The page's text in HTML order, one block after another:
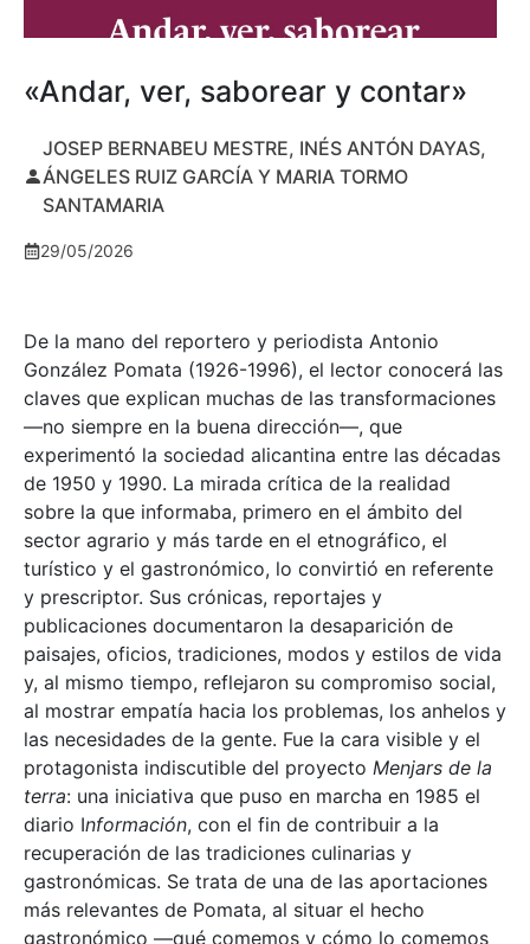
«Andar, ver, saborear y contar»
JOSEP BERNABEU MESTRE, INÉS ANTÓN DAYAS,
ÁNGELES RUIZ GARCÍA Y MARIA TORMO
SANTAMARIA
29/05/2026
De la mano del reportero y periodista Antonio
González Pomata (1926-1996), el lector conocerá las
claves que explican muchas de las transformaciones
—no siempre en la buena dirección—, que
experimentó la sociedad alicantina entre las décadas
de 1950 y 1990. La mirada crítica de la realidad
sobre la que informaba, primero en el ámbito del
sector agrario y más tarde en el etnográfico, el
turístico y el gastronómico, lo convirtió en referente
y prescriptor. Sus crónicas, reportajes y
publicaciones documentaron la desaparición de
paisajes, oficios, tradiciones, modos y estilos de vida
y, al mismo tiempo, reflejaron su compromiso social,
al mostrar empatía hacia los problemas, los anhelos y
las necesidades de la gente. Fue la cara visible y el
protagonista indiscutible del proyecto Menjars de la
terra: una iniciativa que puso en marcha en 1985 el
diario Información, con el fin de contribuir a la
recuperación de las tradiciones culinarias y
gastronómicas. Se trata de una de las aportaciones
más relevantes de Pomata, al situar el hecho
gastronómico —qué comemos y cómo lo comemos